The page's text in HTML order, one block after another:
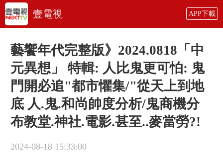
壹電視 APP下載
藝饗年代完整版》2024.0818「中
元異想」 特輯: 人比鬼更可怕: 鬼
門開必追"都市懼集/"從天上到地
底 人.鬼.和尚帥度分析/鬼商機分
布教堂.神社.電影.甚至..麥當勞?!
2024-08-18 15:33:00